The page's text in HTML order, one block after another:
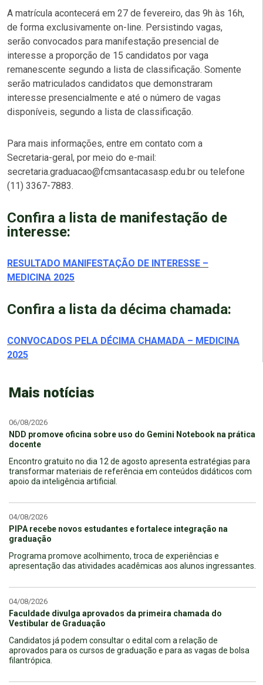
A matrícula acontecerá em 27 de fevereiro, das 9h às 16h,
de forma exclusivamente on-line. Persistindo vagas,
serão convocados para manifestação presencial de
interesse a proporção de 15 candidatos por vaga
remanescente segundo a lista de classificação. Somente
serão matriculados candidatos que demonstraram
interesse presencialmente e até o número de vagas
disponíveis, segundo a lista de classificação.
Para mais informações, entre em contato com a
Secretaria-geral, por meio do e-mail:
secretaria.graduacao@fcmsantacasasp.edu.br ou telefone
(11) 3367-7883.
Confira a lista de manifestação de
interesse:
RESULTADO MANIFESTAÇÃO DE INTERESSE –
MEDICINA 2025
Confira a lista da décima chamada:
CONVOCADOS PELA DÉCIMA CHAMADA – MEDICINA
2025
Mais notícias
06/08/2026
NDD promove oficina sobre uso do Gemini Notebook na prática
docente
Encontro gratuito no dia 12 de agosto apresenta estratégias para
transformar materiais de referência em conteúdos didáticos com
apoio da inteligência artificial.
04/08/2026
PIPA recebe novos estudantes e fortalece integração na
graduação
Programa promove acolhimento, troca de experiências e
apresentação das atividades acadêmicas aos alunos ingressantes.
04/08/2026
Faculdade divulga aprovados da primeira chamada do
Vestibular de Graduação
Candidatos já podem consultar o edital com a relação de
aprovados para os cursos de graduação e para as vagas de bolsa
filantrópica.